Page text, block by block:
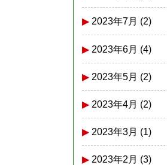
2023年7月 (2)
2023年6月 (4)
2023年5月 (2)
2023年4月 (2)
2023年3月 (1)
2023年2月 (3)